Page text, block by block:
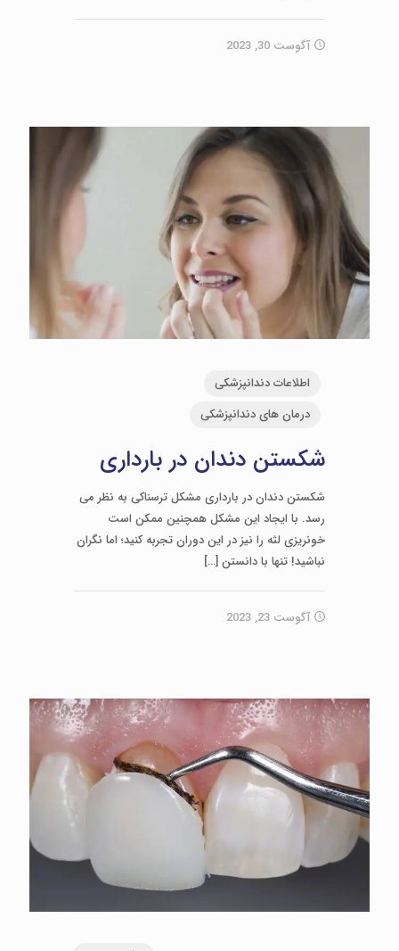
آگوست 30, 2023
اطلاعات دندانپزشکی
درمان های دندانپزشکی
شکستن دندان در بارداری
شکستن دندان در بارداری مشکل ترسناکی به نظر می
رسد. با ایجاد این مشکل همچنین ممکن است
خونریزی لثه را نیز در این دوران تجربه کنید؛ اما نگران
نباشید! تنها با دانستن[…]
آگوست 23, 2023